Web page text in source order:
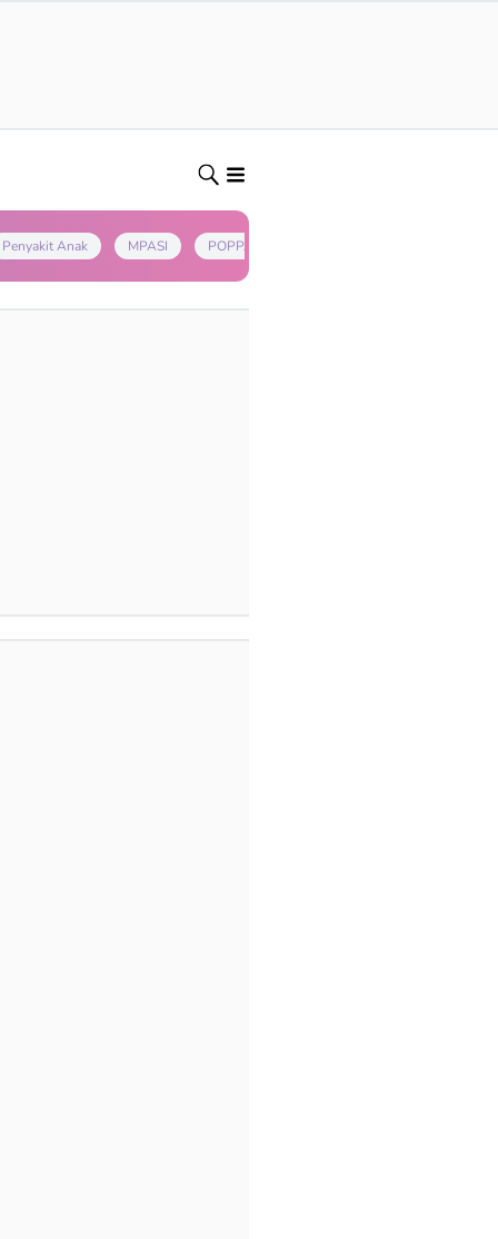
Penyakit Anak MPASI POPPAPA